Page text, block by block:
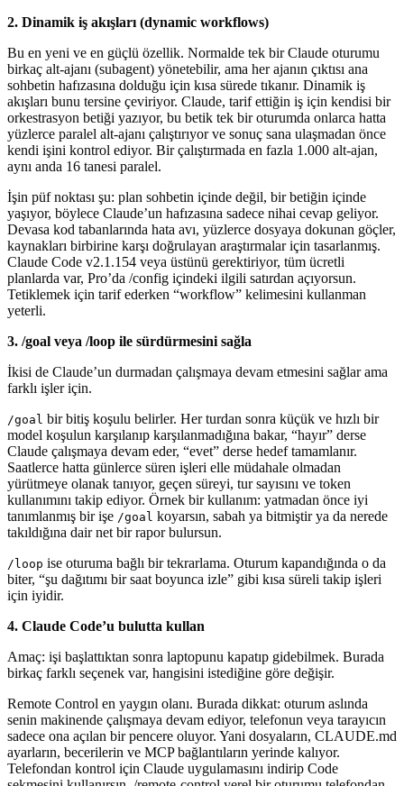
2. Dinamik iş akışları (dynamic workflows)
Bu en yeni ve en güçlü özellik. Normalde tek bir Claude oturumu
birkaç alt-ajanı (subagent) yönetebilir, ama her ajanın çıktısı ana
sohbetin hafızasına dolduğu için kısa sürede tıkanır. Dinamik iş
akışları bunu tersine çeviriyor. Claude, tarif ettiğin iş için kendisi bir
orkestrasyon betiği yazıyor, bu betik tek bir oturumda onlarca hatta
yüzlerce paralel alt-ajanı çalıştırıyor ve sonuç sana ulaşmadan önce
kendi işini kontrol ediyor. Bir çalıştırmada en fazla 1.000 alt-ajan,
aynı anda 16 tanesi paralel.
İşin püf noktası şu: plan sohbetin içinde değil, bir betiğin içinde
yaşıyor, böylece Claude’un hafızasına sadece nihai cevap geliyor.
Devasa kod tabanlarında hata avı, yüzlerce dosyaya dokunan göçler,
kaynakları birbirine karşı doğrulayan araştırmalar için tasarlanmış.
Claude Code v2.1.154 veya üstünü gerektiriyor, tüm ücretli
planlarda var, Pro’da /config içindeki ilgili satırdan açıyorsun.
Tetiklemek için tarif ederken “workflow” kelimesini kullanman
yeterli.
3. /goal veya /loop ile sürdürmesini sağla
İkisi de Claude’un durmadan çalışmaya devam etmesini sağlar ama
farklı işler için.
/goal bir bitiş koşulu belirler. Her turdan sonra küçük ve hızlı bir
model koşulun karşılanıp karşılanmadığına bakar, “hayır” derse
Claude çalışmaya devam eder, “evet” derse hedef tamamlanır.
Saatlerce hatta günlerce süren işleri elle müdahale olmadan
yürütmeye olanak tanıyor, geçen süreyi, tur sayısını ve token
kullanımını takip ediyor. Örnek bir kullanım: yatmadan önce iyi
tanımlanmış bir işe /goal koyarsın, sabah ya bitmiştir ya da nerede
takıldığına dair net bir rapor bulursun.
/loop ise oturuma bağlı bir tekrarlama. Oturum kapandığında o da
biter, “şu dağıtımı bir saat boyunca izle” gibi kısa süreli takip işleri
için iyidir.
4. Claude Code’u bulutta kullan
Amaç: işi başlattıktan sonra laptopunu kapatıp gidebilmek. Burada
birkaç farklı seçenek var, hangisini istediğine göre değişir.
Remote Control en yaygın olanı. Burada dikkat: oturum aslında
senin makinende çalışmaya devam ediyor, telefonun veya tarayıcın
sadece ona açılan bir pencere oluyor. Yani dosyaların, CLAUDE.md
ayarların, becerilerin ve MCP bağlantıların yerinde kalıyor.
Telefondan kontrol için Claude uygulamasını indirip Code